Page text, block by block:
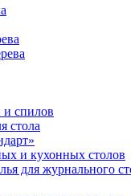
и спилов
стола
и кухонных столов
для журнального